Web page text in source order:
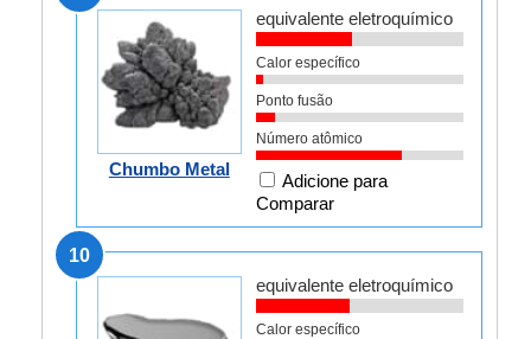
Chumbo Metal
equivalente eletroquímico
Calor específico
Ponto fusão
Número atômico
Adicione para
Comparar
10
equivalente eletroquímico
Calor específico